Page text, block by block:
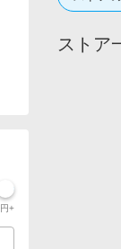
円+
ストア